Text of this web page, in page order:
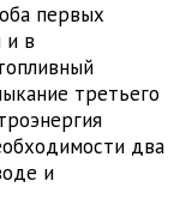
первых
и в
третьего
два
и